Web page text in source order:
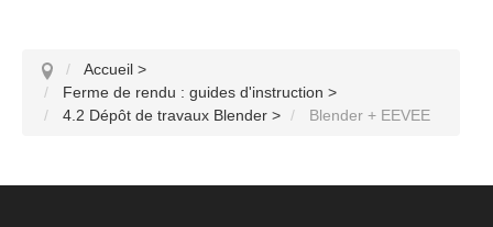
Accueil >
Ferme de rendu : guides d'instruction >
4.2 Dépôt de travaux Blender > Blender + EEVEE